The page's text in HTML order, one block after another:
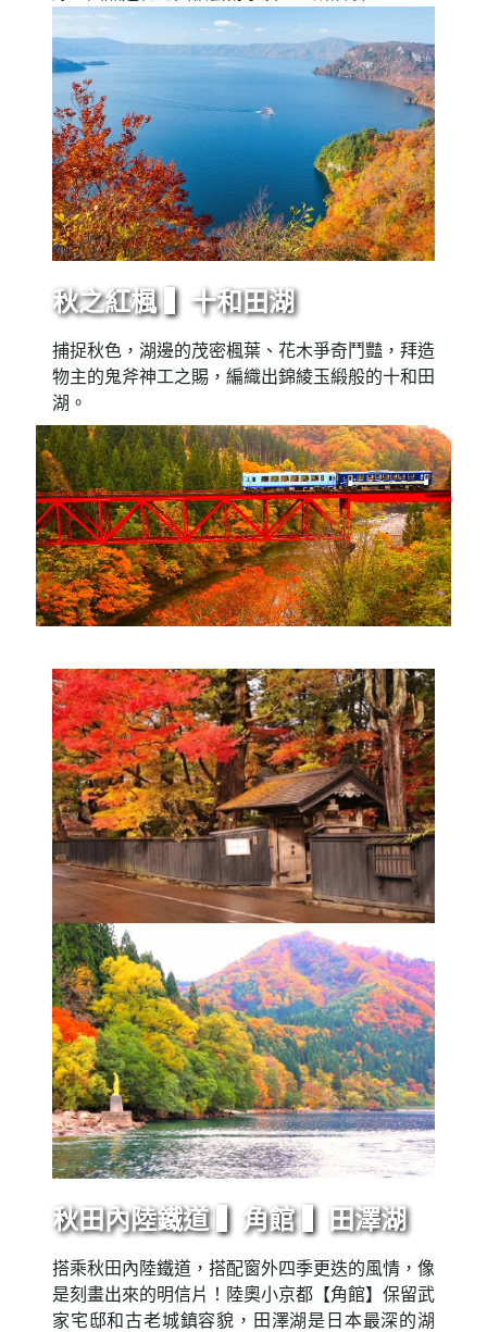
秋之紅楓 ▍十和田湖
捕捉秋色，湖邊的茂密楓葉、花木爭奇鬥豔，拜造
物主的鬼斧神工之賜，編織出錦綾玉緞般的十和田
湖。
秋田內陸鐵道 ▍角館 ▍田澤湖
搭乘秋田內陸鐵道，搭配窗外四季更迭的風情，像
是刻畫出來的明信片！陸奧小京都【角館】保留武
家宅邸和古老城鎮容貌，田澤湖是日本最深的湖